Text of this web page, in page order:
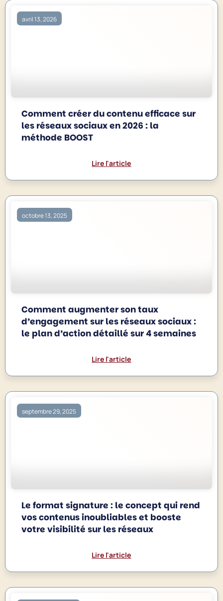
avril 13, 2026
Comment créer du contenu efficace sur
les réseaux sociaux en 2026 : la
méthode BOOST
Lire l'article
octobre 13, 2025
Comment augmenter son taux
d’engagement sur les réseaux sociaux :
le plan d’action détaillé sur 4 semaines
Lire l'article
septembre 29, 2025
Le format signature : le concept qui rend
vos contenus inoubliables et booste
votre visibilité sur les réseaux
Lire l'article